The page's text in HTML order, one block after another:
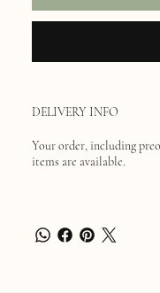
DELIVERY INFO
Your order, including
items are available.